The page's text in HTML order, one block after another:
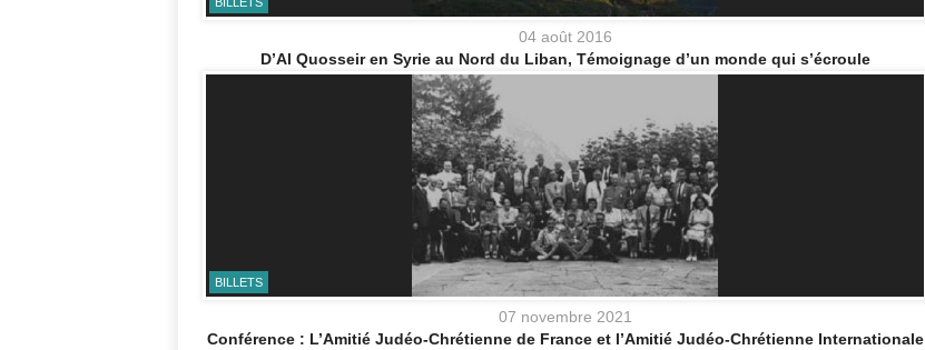
04 août 2016
D’Al Quosseir en Syrie au Nord du Liban, Témoignage d’un monde qui s’écroule
BILLETS
07 novembre 2021
Conférence : L’Amitié Judéo-Chrétienne de France et l’Amitié Judéo-Chrétienne Internationale